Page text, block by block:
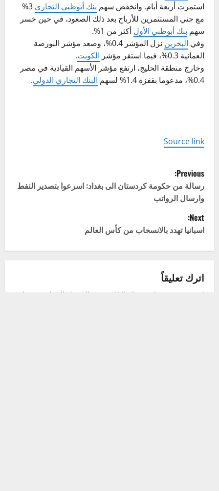
استمرت أربعة أيام. وانخفض سهم بنك أبوظبي التجاري
3%
مع جني المستثمرين للأرباح بعد ذلك الصعود، في حين خسر
سهم بنك أبوظبي الأول أكثر من 1%.
وفي البحرين
نزل المؤشر 0.4%، وصعد مؤشر البورصة
العمانية 0.3%، فيما استقر مؤشر
الكويت.
وخارج منطقة الخليج، ارتفع مؤشر الأسهم القيادية في مصر
0.4%، مدعوما بقفزة 1.4% لسهم
البنك التجاري الدولي.
Source link
P
o
s
t
n
a
v
Previous:
رسالة من حكومة كردستان الى بغداد: اسرعوا بتصدير النفط
وارسال الرواتب
Next:
اسبانيا تهدد بالانسحاب من كأس العالم
اترك تعليقاً
لن يتم نشر عنوان بريدك الإلكتروني.
الحقول الإلزامية مشار